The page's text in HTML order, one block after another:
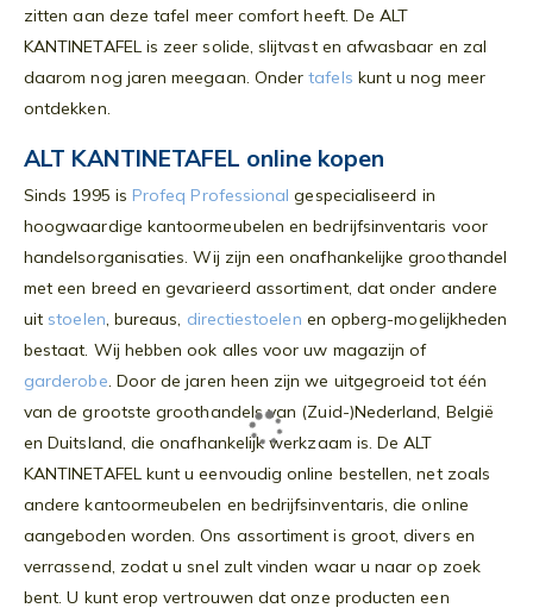
zitten aan deze tafel meer comfort heeft. De ALT
KANTINETAFEL is zeer solide, slijtvast en afwasbaar en zal
daarom nog jaren meegaan. Ondertafels kunt u nog meer
ontdekken.
ALT KANTINETAFEL online kopen
Sinds 1995 is Profeq Professional gespecialiseerd in
hoogwaardige kantoormeubelen en bedrijfsinventaris voor
handelsorganisaties. Wij zijn een onafhankelijke groothandel
met een breed en gevarieerd assortiment, dat onder andere
uit stoelen, bureaus, directiestoelen en opberg-mogelijkheden
bestaat. Wij hebben ook alles voor uw magazijn of
garderobe. Door de jaren heen zijn we uitgegroeid tot één
van de grootste groothandels van (Zuid-)Nederland, België
en Duitsland, die onafhankelijk werkzaam is. De ALT
KANTINETAFEL kunt u eenvoudig online bestellen, net zoals
andere kantoormeubelen en bedrijfsinventaris, die online
aangeboden worden. Ons assortiment is groot, divers en
verrassend, zodat u snel zult vinden waar u naar op zoek
bent. U kunt erop vertrouwen dat onze producten een